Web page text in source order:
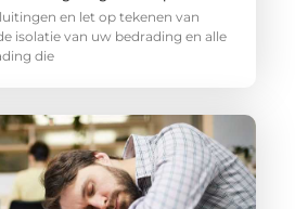
en let op tekenen van
isolatie van uw bedrading en alle
die